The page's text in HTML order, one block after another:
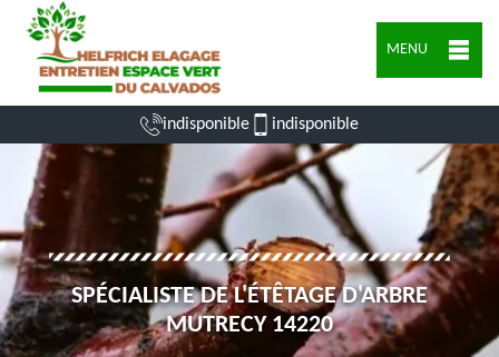
MENU
indisponible indisponible
SPÉCIALISTE DE L'ÉTÊTAGE D'ARBRE
MUTRECY 14220